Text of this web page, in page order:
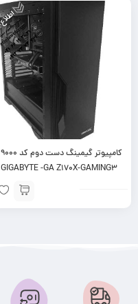
GIGABYTE -GA Z170X-GAMING3